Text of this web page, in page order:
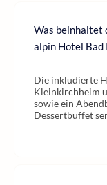
Was beinhaltet
alpin Hotel Bad
Die inkludierte
Kleinkirchheim
sowie ein
Dessertbuffet